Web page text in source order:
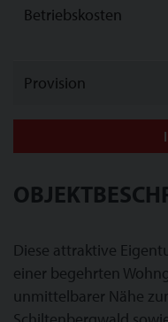
Betriebskosten
Provision
Diese attraktive
einer begehrten
unmittelbarer Nähe